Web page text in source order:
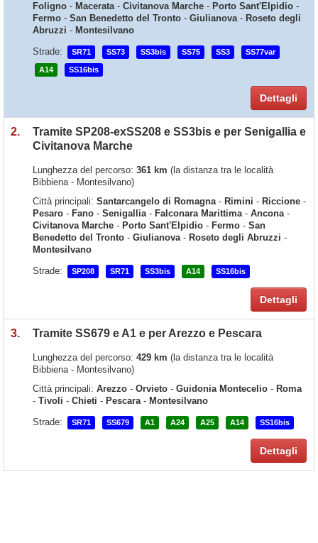
Foligno - Macerata- Civitanova Marche - Porto Sant'Elpidio -
Fermo - San Benedetto del Tronto - Giulianova- Roseto degli
Abruzzi - Montesilvano
Strade:
SR71 SS73 SS3bis SS75 SS3 SS77var
A14 SS16bis
Dettagli
2.
Tramite SP208-exSS208 e SS3bis e per Senigallia e
Civitanova Marche
Lunghezza del percorso: 361 km (la distanza tra le località
Bibbiena - Montesilvano)
Città principali: Santarcangelo di Romagna- Rimini - Riccione -
Pesaro - Fano - Senigallia- Falconara Marittima- Ancona-
Civitanova Marche - Porto Sant'Elpidio - Fermo - San
Benedetto del Tronto - Giulianova- Roseto degli Abruzzi -
Montesilvano
Strade:
SP208 SR71 SS3bis A14 SS16bis
Dettagli
3. Tramite SS679 e A1 e per Arezzo e Pescara
Lunghezza del percorso: 429 km (la distanza tra le località
Bibbiena - Montesilvano)
Città principali: Arezzo - Orvieto - Guidonia Montecelio - Roma
- Tivoli - Chieti - Pescara- Montesilvano
Strade:
SR71 SS679 A1 A24 A25 A14 SS16bis
Dettagli